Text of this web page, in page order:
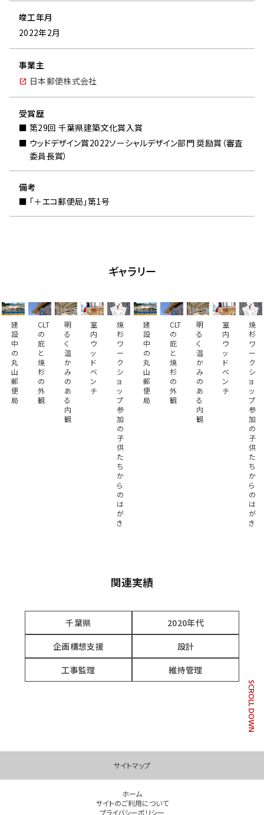
竣工年月
2022年2月
事業主
日本郵便株式会社
受賞歴
第29回 千葉県建築文化賞入賞
ウッドデザイン賞2022ソーシャルデザイン部門 奨励賞（審査
委員長賞）
備考
「＋エコ郵便局」第1号
ギャラリー
建
設
中
の
丸
山
郵
便
局
CLT
の
庇
と
焼
杉
の
外
観
明
る
く
温
か
み
の
あ
る
内
観
室
内
ウ
ッ
ド
ベ
ン
チ
焼
杉
ワ
ー
ク
シ
ョ
ッ
プ
参
加
の
子
供
た
ち
か
ら
の
は
が
き
建
設
中
の
丸
山
郵
便
局
CLT
の
庇
と
焼
杉
の
外
観
明
る
く
温
か
み
の
あ
る
内
観
室
内
ウ
ッ
ド
ベ
ン
チ
焼
杉
ワ
ー
ク
シ
ョ
ッ
プ
参
加
の
子
供
た
ち
か
ら
の
は
が
き
関連実績
千葉県
2020年代
企画構想支援
設計
工事監理
維持管理
SCROLL DOWN
サイトマップ
ホーム
サイトのご利用について
プライバシーポリシー